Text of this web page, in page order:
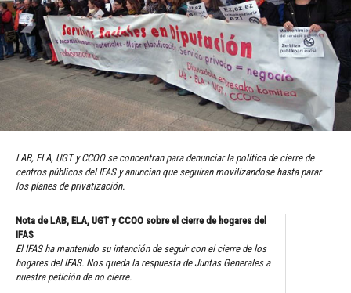
LAB, ELA, UGT y CCOO se concentran para denunciar la política de cierre de
centros públicos del IFAS y anuncian que seguiran movilizandose hasta parar
los planes de privatización.
Nota de LAB, ELA, UGT y CCOO sobre el cierre de hogares del
IFAS
El IFAS ha mantenido su intención de seguir con el cierre de los
hogares del IFAS. Nos queda la respuesta de Juntas Generales a
nuestra petición de no cierre.